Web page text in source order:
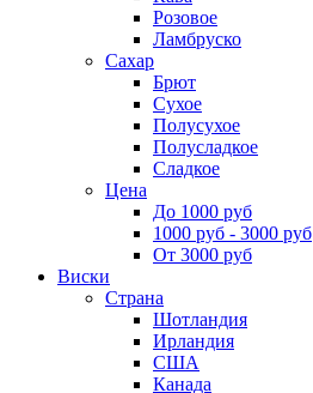
Розовое
Ламбруско
Сахар
Брют
Сухое
Полусухое
Полусладкое
Сладкое
Цена
До 1000 руб
1000 руб - 3000 руб
От 3000 руб
Виски
Страна
Шотландия
Ирландия
США
Канада